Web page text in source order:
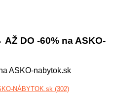
DO -60% na ASKO-
NÁBYTOK.sk (302)